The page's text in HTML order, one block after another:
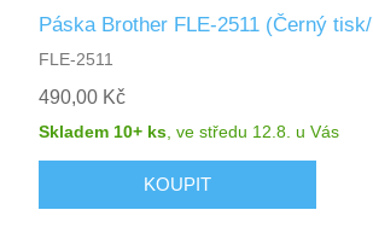
Páska Brother FLE-2511 (Černý
FLE-2511
490,00 Kč
Skladem 10+ ks ,ve středu 12.8. u Vás